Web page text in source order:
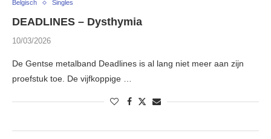
Belgisch Singles
DEADLINES – Dysthymia
10/03/2026
De Gentse metalband Deadlines is al lang niet meer aan zijn
proefstuk toe. De vijfkoppige …